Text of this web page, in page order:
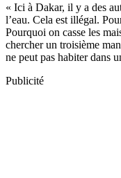
« Ici à Dakar, il y a des
l’eau. Cela est illégal.
Pourquoi on casse les
chercher un troisième
ne peut pas habiter dans
Publicité